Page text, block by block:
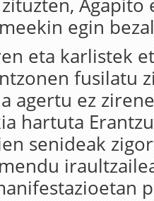
Agapito
egin
eta karlistek
fusilatu
agertu ez
hartuta
senideak